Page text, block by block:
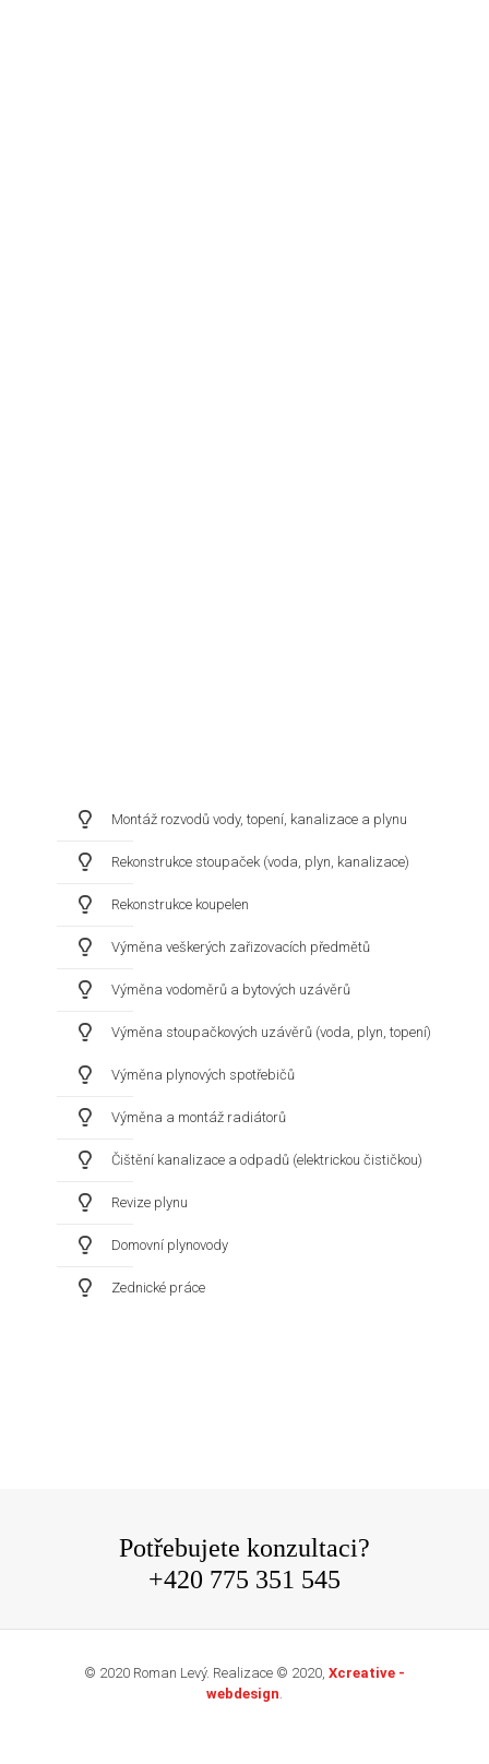
Montáž rozvodů vody, topení, kanalizace a plynu
Rekonstrukce stoupaček (voda, plyn, kanalizace)
Rekonstrukce koupelen
Výměna veškerých zařizovacích předmětů
Výměna vodoměrů a bytových uzávěrů
Výměna stoupačkových uzávěrů (voda, plyn, topení)
Výměna plynových spotřebičů
Výměna a montáž radiátorů
Čištění kanalizace a odpadů (elektrickou čističkou)
Revize plynu
Domovní plynovody
Zednické práce
Potřebujete konzultaci?
+420 775 351 545
© 2020 Roman Levý. Realizace © 2020, Xcreative -
webdesign